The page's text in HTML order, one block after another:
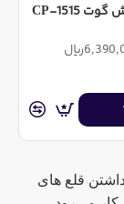
قلع های
سیم قلع کش گوت CP-1515